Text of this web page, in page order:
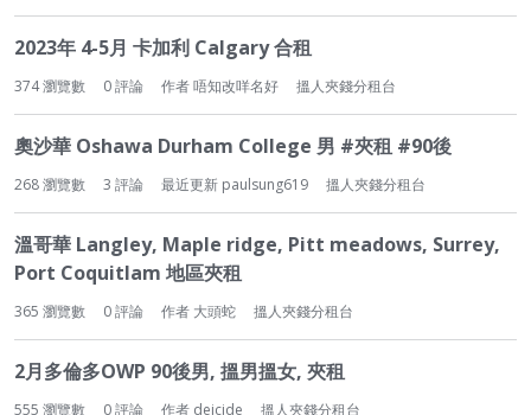
2023年 4-5月 卡加利 Calgary 合租
374瀏覽數 0評論 作者唔知改咩名好 搵人夾錢分租台
奧沙華 Oshawa Durham College 男 #夾租 #90後
268瀏覽數 3 評論 最近更新 paulsung619 搵人夾錢分租台
溫哥華 Langley, Maple ridge, Pitt meadows, Surrey,
Port Coquitlam 地區夾租
365 瀏覽數 0評論 作者 大頭蛇 搵人夾錢分租台
2月多倫多OWP 90後男, 搵男搵女, 夾租
555 瀏覽數 0評論 作者 deicide 搵人夾錢分租台